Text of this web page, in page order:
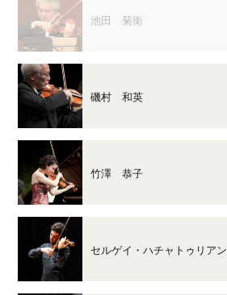
池田 菊衛
磯村 和英
竹澤 恭子
セルゲイ・ハチャトゥリアン